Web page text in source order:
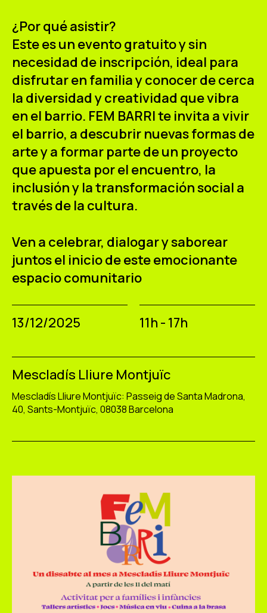
¿Por qué asistir?
Este es un evento gratuito y sin
necesidad de inscripción, ideal para
disfrutar en familia y conocer de cerca
la diversidad y creatividad que vibra
en el barrio. FEM BARRI te invita a vivir
el barrio, a descubrir nuevas formas de
arte y a formar parte de un proyecto
que apuesta por el encuentro, la
inclusión y la transformación social a
través de la cultura.
Ven a celebrar, dialogar y saborear
juntos el inicio de este emocionante
espacio comunitario
13/12/2025 11h - 17h
Mescladís Lliure Montjuïc
Mescladís Lliure Montjuïc: Passeig de Santa Madrona,
40, Sants-Montjuïc, 08038 Barcelona